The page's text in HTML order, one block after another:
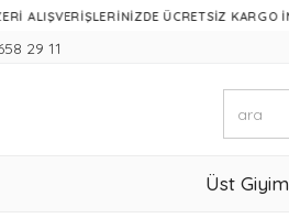
ÜCRETSİZ KARGO İMKANI
29 11
Üst Giyim